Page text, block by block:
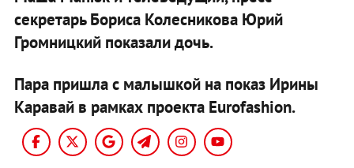
секретарь Бориса Колесникова Юрий
Громницкий показали дочь.
Пара пришла с малышкой на показ Ирины
Каравай в рамках проекта Eurofashion.